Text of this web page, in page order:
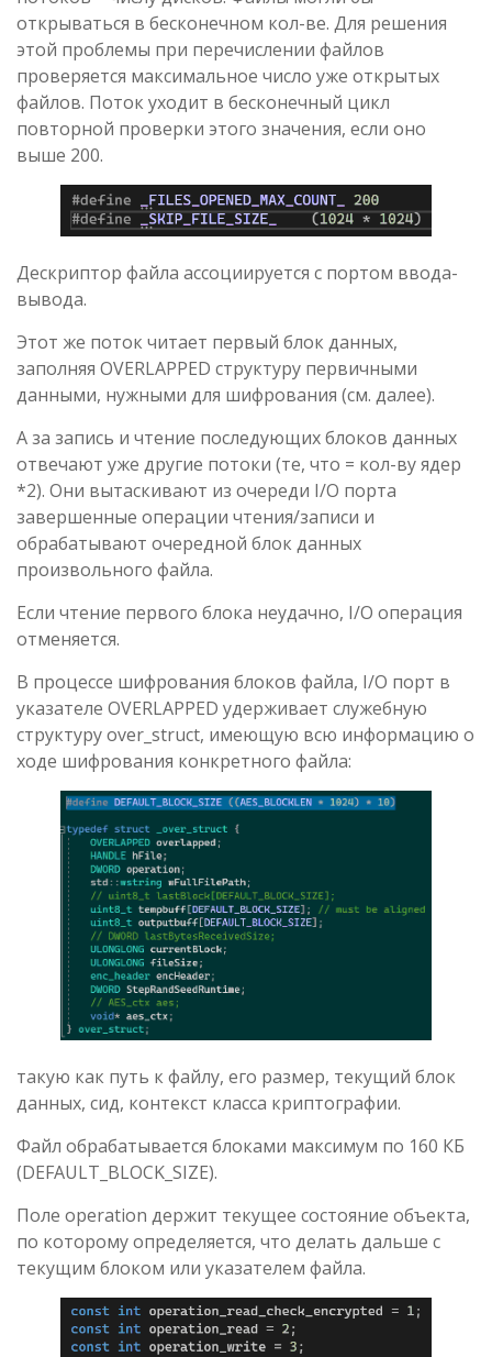
открываться в бесконечном кол-ве. Для решения
этой проблемы при перечислении файлов
проверяется максимальное число уже открытых
файлов. Поток уходит в бесконечный цикл
повторной проверки этого значения, если оно
выше 200.
Дескриптор файла ассоциируется с портом ввода-
вывода.
Этот же поток читает первый блок данных,
заполняя OVERLAPPED структуру первичными
данными, нужными для шифрования (см. далее).
А за запись и чтение последующих блоков данных
отвечают уже другие потоки (те, что = кол-ву ядер
*2). Они вытаскивают из очереди I/O порта
завершенные операции чтения/записи и
обрабатывают очередной блок данных
произвольного файла.
Если чтение первого блока неудачно, I/O операция
отменяется.
В процессе шифрования блоков файла, I/O порт в
указателе OVERLAPPED удерживает служебную
структуру over_struct, имеющую всю информацию о
ходе шифрования конкретного файла:
такую как путь к файлу, его размер, текущий блок
данных, сид, контекст класса криптографии.
Файл обрабатывается блоками максимум по 160 КБ
(DEFAULT_BLOCK_SIZE).
Поле operation держит текущее состояние объекта,
по которому определяется, что делать дальше с
текущим блоком или указателем файла.